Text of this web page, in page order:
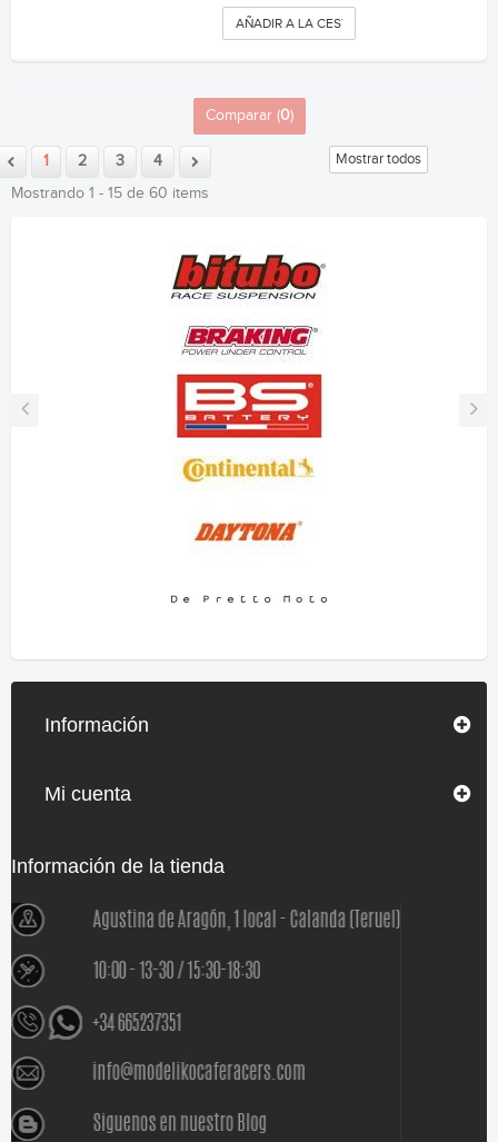
AÑADIR A LA CESTA
Comparar (0)
Mostrar todos
1 2 3
4
Mostrando 1 - 15 de 60 items
Información
Mi cuenta
Información de la tienda